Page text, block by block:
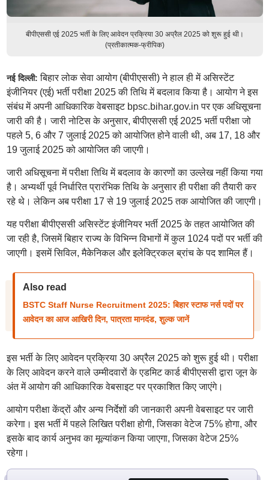
बीपीएससी एई 2025 भर्ती के लिए आवेदन प्रक्रिया 30 अप्रैल 2025 को शुरू हुई थी।
(प्रतीकात्मक-फ्रीपिक)
नई दिल्ली: बिहार लोक सेवा आयोग (बीपीएससी) ने हाल ही में असिस्टेंट
इंजीनियर (एई) भर्ती परीक्षा 2025 की तिथि में बदलाव किया है। आयोग ने इस
संबंध में अपनी आधिकारिक वेबसाइट bpsc.bihar.gov.in पर एक अधिसूचना
जारी की है। जारी नोटिस के अनुसार, बीपीएससी एई 2025 भर्ती परीक्षा जो
पहले 5, 6 और 7 जुलाई 2025 को आयोजित होने वाली थी, अब 17, 18 और
19 जुलाई 2025 को आयोजित की जाएगी।
जारी अधिसूचना में परीक्षा तिथि में बदलाव के कारणों का उल्लेख नहीं किया गया
है। अभ्यर्थी पूर्व निर्धारित प्रारंभिक तिथि के अनुसार ही परीक्षा की तैयारी कर
रहे थे। लेकिन अब परीक्षा 17 से 19 जुलाई 2025 तक आयोजित की जाएगी।
यह परीक्षा बीपीएससी असिस्टेंट इंजीनियर भर्ती 2025 के तहत आयोजित की
जा रही है, जिसमें बिहार राज्य के विभिन्न विभागों में कुल 1024 पदों पर भर्ती की
जाएगी। इसमें सिविल, मैकेनिकल और इलेक्ट्रिकल ब्रांच के पद शामिल हैं।
Also read
BSTC Staff Nurse Recruitment 2025: बिहार स्टाफ नर्स पदों पर
आवेदन का आज आखिरी दिन, पात्रता मानदंड, शुल्क जानें
इस भर्ती के लिए आवेदन प्रक्रिया 30 अप्रैल 2025 को शुरू हुई थी। परीक्षा
के लिए आवेदन करने वाले उम्मीदवारों के एडमिट कार्ड बीपीएससी द्वारा जून के
अंत में आयोग की आधिकारिक वेबसाइट पर प्रकाशित किए जाएंगे।
आयोग परीक्षा केंद्रों और अन्य निर्देशों की जानकारी अपनी वेबसाइट पर जारी
करेगा। इस भर्ती में पहले लिखित परीक्षा होगी, जिसका वेटेज 75% होगा, और
इसके बाद कार्य अनुभव का मूल्यांकन किया जाएगा, जिसका वेटेज 25%
रहेगा।